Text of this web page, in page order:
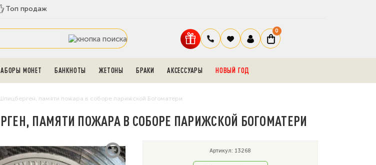
Топ продаж
0
МОНЕТ БАНКНОТЫ ЖЕТОНЫ БРАКИ АКСЕССУАРЫ НОВЫЙ ГОД
памяти пожара в соборе парижской Богоматери
ПАМЯТИ ПОЖАРА В СОБОРЕ ПАРИЖСКОЙ БОГОМАТЕРИ
Артикул: 13268